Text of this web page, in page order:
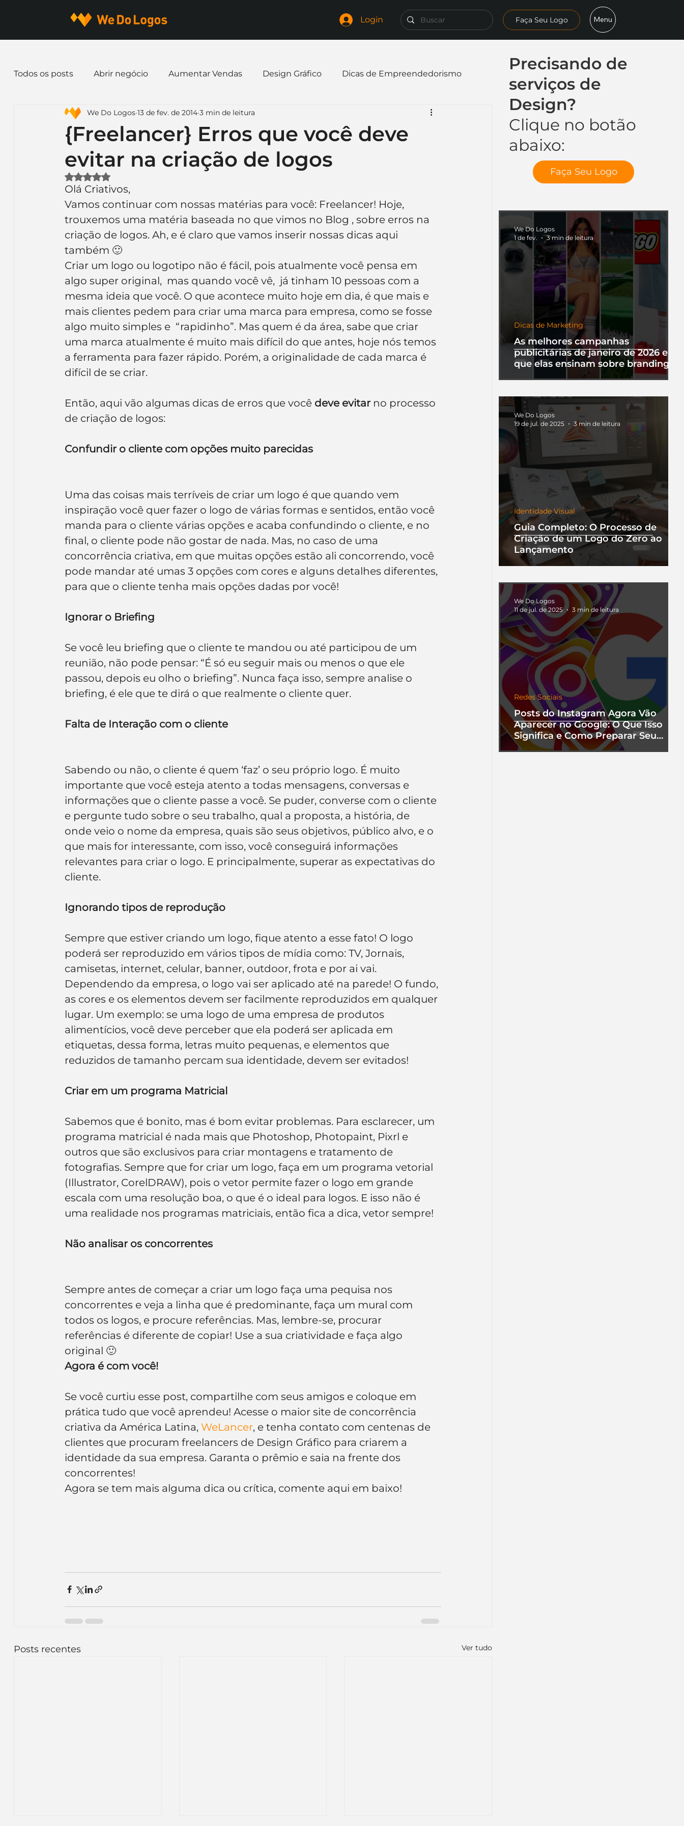
Login Faça Seu Logo Menu
Precisando de
serviços de
Design?
Clique no botão
abaixo:
Faça Seu Logo
As melhores campanhas
publicitárias de janeiro de 2026 e o
que elas ensinam sobre branding
Dicas de Marketing
We Do Logos
1 de fev.
3 min de leitura
Guia Completo: O Processo de
Criação de um Logo do Zero ao
Lançamento
Identidade Visual
We Do Logos
19 de jul. de 2025
3 min de leitura
Posts do Instagram Agora Vão
Aparecer no Google: O Que Isso
Significa e Como Preparar Seu
Perfil
Redes Sociais
We Do Logos
11 de jul. de 2025
3 min de leitura
Todos os posts Abrir negócio Aumentar Vendas Design Gráfico Dicas de Empreendedorismo
Dicas de Marketing Email marketing Expandir negócio
Identidade Visual Marca Nome para Empresa Logo Redes Sociais
Mascotes
Inteligência Artificial Embalagens nome de empresa Branding
{Freelancer} Erros que você deve
evitar na criação de logos
We Do Logos 13 de fev. de 2014 3 min de leitura
Avaliado com NaN de 5 estrelas.
Olá Criativos,
Vamos continuar com nossas matérias para você: Freelancer! Hoje,
trouxemos uma matéria baseada no que vimos no Blog , sobre erros na
criação de logos. Ah, e é claro que vamos inserir nossas dicas aqui
também 🙂
Criar um logo ou logotipo não é fácil, pois atualmente você pensa em
algo super original,  mas quando você vê,  já tinham 10 pessoas com a
mesma ideia que você. O que acontece muito hoje em dia, é que mais e
mais clientes pedem para criar uma marca para empresa, como se fosse
algo muito simples e  “rapidinho”. Mas quem é da área, sabe que criar
uma marca atualmente é muito mais difícil do que antes, hoje nós temos
a ferramenta para fazer rápido. Porém, a originalidade de cada marca é
difícil de se criar.
Então, aqui vão algumas dicas de erros que você deve evitar no processo
de criação de logos:
Confundir o cliente com opções muito parecidas
Uma das coisas mais terríveis de criar um logo é que quando vem
inspiração você quer fazer o logo de várias formas e sentidos, então você
manda para o cliente várias opções e acaba confundindo o cliente, e no
final, o cliente pode não gostar de nada. Mas, no caso de uma
concorrência criativa, em que muitas opções estão ali concorrendo, você
pode mandar até umas 3 opções com cores e alguns detalhes diferentes,
para que o cliente tenha mais opções dadas por você!
Ignorar o Briefing
Se você leu briefing que o cliente te mandou ou até participou de um
reunião, não pode pensar: “É só eu seguir mais ou menos o que ele
passou, depois eu olho o briefing”. Nunca faça isso, sempre analise o
briefing, é ele que te dirá o que realmente o cliente quer.
Falta de Interação com o cliente
Sabendo ou não, o cliente é quem ‘faz’ o seu próprio logo. É muito
importante que você esteja atento a todas mensagens, conversas e
informações que o cliente passe a você. Se puder, converse com o cliente
e pergunte tudo sobre o seu trabalho, qual a proposta, a história, de
onde veio o nome da empresa, quais são seus objetivos, público alvo, e o
que mais for interessante, com isso, você conseguirá informações
relevantes para criar o logo. E principalmente, superar as expectativas do
cliente.
Ignorando tipos de reprodução
Sempre que estiver criando um logo, fique atento a esse fato! O logo
poderá ser reproduzido em vários tipos de mídia como: TV, Jornais,
camisetas, internet, celular, banner, outdoor, frota e por ai vai.
Dependendo da empresa, o logo vai ser aplicado até na parede! O fundo,
as cores e os elementos devem ser facilmente reproduzidos em qualquer
lugar. Um exemplo: se uma logo de uma empresa de produtos
alimentícios, você deve perceber que ela poderá ser aplicada em
etiquetas, dessa forma, letras muito pequenas, e elementos que
reduzidos de tamanho percam sua identidade, devem ser evitados!
Criar em um programa Matricial
Sabemos que é bonito, mas é bom evitar problemas. Para esclarecer, um
programa matricial é nada mais que Photoshop, Photopaint, Pixrl e
outros que são exclusivos para criar montagens e tratamento de
fotografias. Sempre que for criar um logo, faça em um programa vetorial
(Illustrator, CorelDRAW), pois o vetor permite fazer o logo em grande
escala com uma resolução boa, o que é o ideal para logos. E isso não é
uma realidade nos programas matriciais, então fica a dica, vetor sempre!
Não analisar os concorrentes
Sempre antes de começar a criar um logo faça uma pequisa nos
concorrentes e veja a linha que é predominante, faça um mural com
todos os logos, e procure referências. Mas, lembre-se, procurar
referências é diferente de copiar! Use a sua criatividade e faça algo
original 🙂
Agora é com você!
Se você curtiu esse post, compartilhe com seus amigos e coloque em
prática tudo que você aprendeu! Acesse o maior site de concorrência
criativa da América Latina, WeLancer, e tenha contato com centenas de
clientes que procuram freelancers de Design Gráfico para criarem a
identidade da sua empresa. Garanta o prêmio e saia na frente dos
concorrentes!
Agora se tem mais alguma dica ou crítica, comente aqui em baixo!
Posts recentes Ver tudo